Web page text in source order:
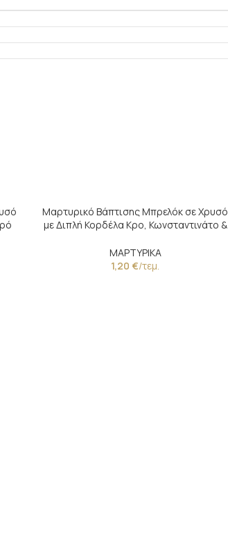
Μαρτυρικό Βάπτισης Μπρελόκ σε Χρυσό
με Διπλή Κορδέλα Κρο, Κωνσταντινάτο &
ΜΑΡΤΥΡΙΚΑ
1,20 €/τεμ.